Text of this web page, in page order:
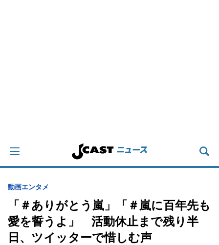
動画エンタメ
「＃ありがとう嵐」「＃嵐に百年先も
愛を誓うよ」 活動休止まで残り半
日、ツイッターで惜しむ声